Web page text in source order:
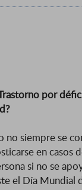
por
no siempre se
en
si no se
el Día Mundial